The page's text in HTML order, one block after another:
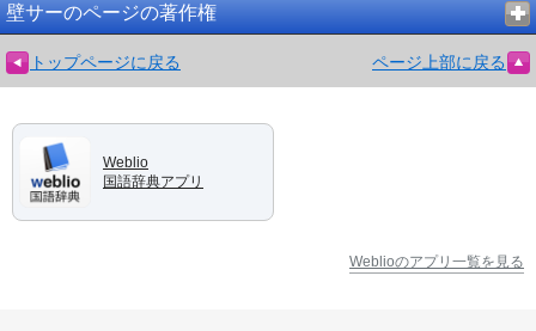
壁サーのページの著作権
トップページに戻る ページ上部に戻る
Weblio
国語辞典アプリ
Weblioのアプリ一覧を見る